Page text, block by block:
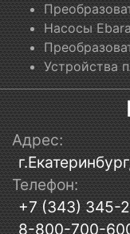
Насосы
Устройства
Адрес:
Телефон:
+7 (343) 345-
8-800-700-